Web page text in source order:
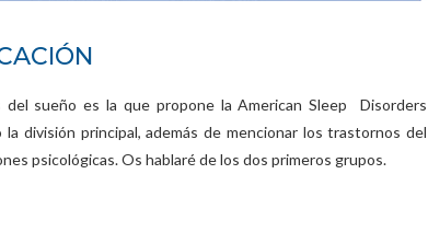
sueño es la que propone la American Sleep Disorders
división principal, además de mencionar los trastornos del
psicológicas. Os hablaré de los dos primeros grupos.